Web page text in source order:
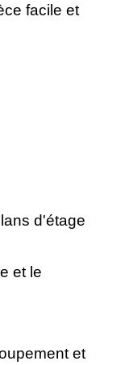
facile et
d'étage
et le
et